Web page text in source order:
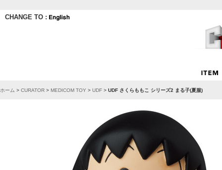
CHANGE TO :
ホーム > CURATOR > MEDICOM TOY > UDF > UDF さくらももこ シリーズ2 まる子(夏服)